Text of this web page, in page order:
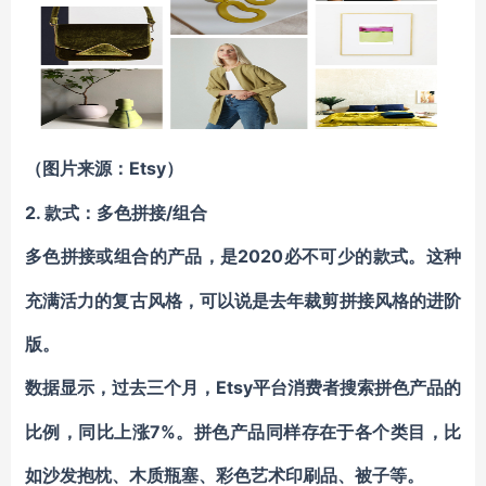
（图片来源： Etsy）
2. 款式：多色拼接/组合
多色拼接或组合的产品，是2020必不可少的款式。这种
充满活力的复古风格，可以说是去年裁剪拼接风格的进阶
版。
数据显示，过去三个月， Etsy平台消费者搜索拼色产品的
比例，同比上涨7%。拼色产品同样存在于各个类目，比
如沙发抱枕、木质瓶塞、彩色艺术印刷品、被子等。